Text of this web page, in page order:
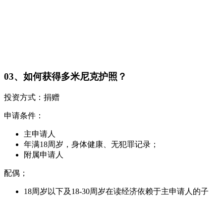
03、如何获得多米尼克护照？
投资方式：捐赠
申请条件：
主申请人
年满18周岁，身体健康、无犯罪记录；
附属申请人
配偶；
18周岁以下及18-30周岁在读经济依赖于主申请人的子